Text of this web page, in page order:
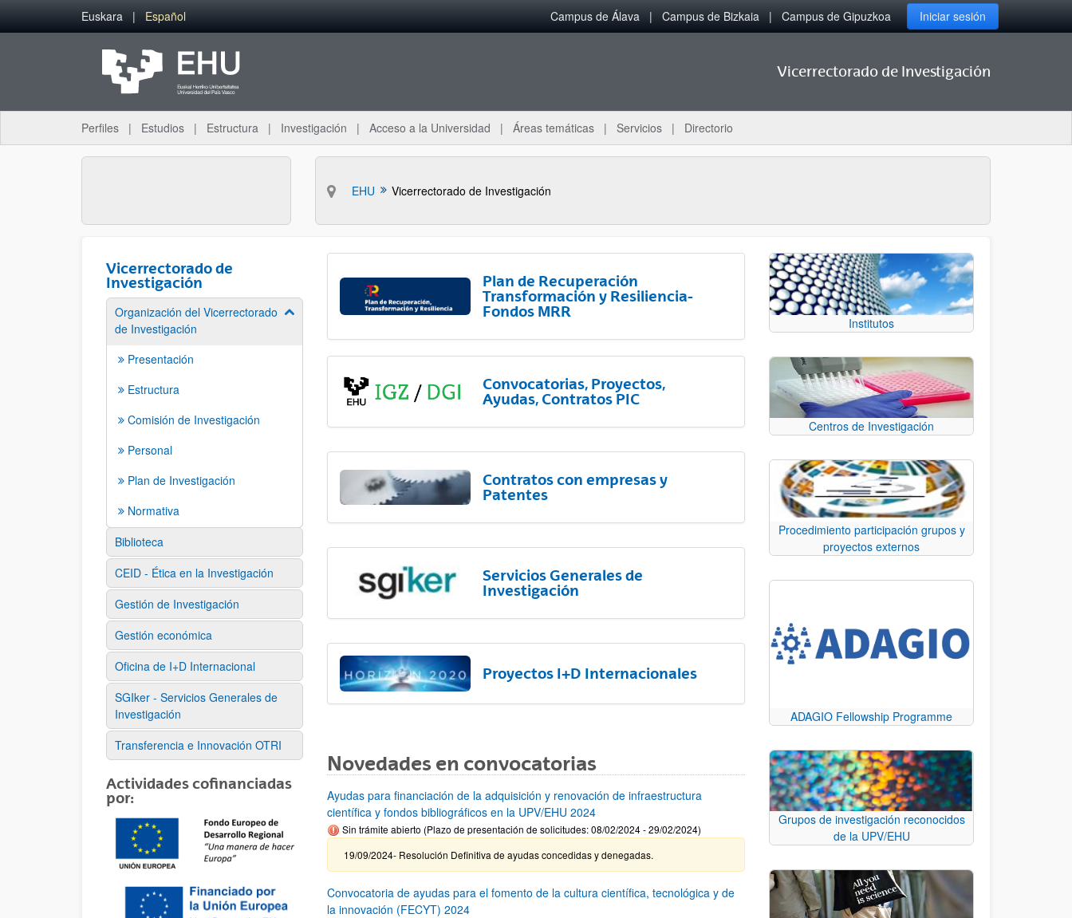
Saltar al contenido principal
Euskara Español Campus de Álava Campus de Bizkaia Campus de Gipuzkoa Iniciar sesión
Vicerrectorado de Investigación
Perfiles Estudios Estructura Investigación Acceso a la Universidad Áreas temáticas Servicios Directorio
EHU Vicerrectorado de Investigación
Vicerrectorado de
Investigación
Organización del Vicerrectorado
de Investigación
Mostrar/ocultar subpáginas
Presentación
Estructura
Comisión de Investigación
Personal
Plan de Investigación
Normativa
Biblioteca
CEID - Ética en la Investigación
Gestión de Investigación
Gestión económica
Oficina de I+D Internacional
SGIker - Servicios Generales de
Investigación
Transferencia e Innovación OTRI
Actividades cofinanciadas
por:
Plan de Recuperación
Transformación y Resiliencia-
Fondos MRR
Convocatorias, Proyectos,
Ayudas, Contratos PIC
Contratos con empresas y
Patentes
Servicios Generales de
Investigación
Proyectos I+D Internacionales
Novedades en convocatorias
Ayudas para financiación de la adquisición y renovación de infraestructura
científica y fondos bibliográficos en la UPV/EHU 2024
Sin trámite abierto (Plazo de presentación de solicitudes: 08/02/2024 - 29/02/2024)
19/09/2024- Resolución Definitiva de ayudas concedidas y denegadas.
Convocatoria de ayudas para el fomento de la cultura científica, tecnológica y de
la innovación (FECYT) 2024
Institutos
Centros de Investigación
Procedimiento participación grupos y
proyectos externos
ADAGIO Fellowship Programme
Grupos de investigación reconocidos
de la UPV/EHU